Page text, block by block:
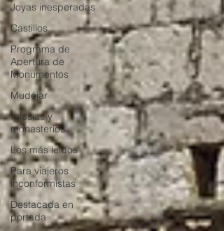
Joyas inesperadas
Castillos
Programa de
Apertura de
Monumentos
Mudéjar
Iglesias y
monasterios
Los más leídos
Para viajeros
inconformistas
Destacada en
portada